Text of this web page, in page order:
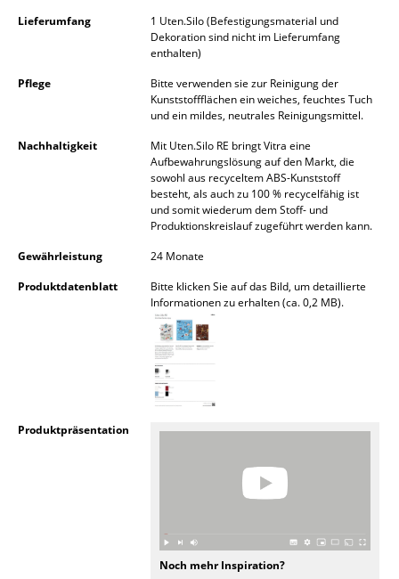
Bodenleuchten
Outdoor-Leuchten
... alle Leuchten
Nachttische & Bettzubehör
Figuren & Miniaturen
Lieferumfang
1 Uten.Silo (Befestigungsmaterial und
Dekoration sind nicht im Lieferumfang
enthalten)
Pflege
Bitte verwenden sie zur Reinigung der
Kunststoffflächen ein weiches, feuchtes Tuch
und ein mildes, neutrales Reinigungsmittel.
Nachhaltigkeit
Mit Uten.Silo RE bringt Vitra eine
Aufbewahrungslösung auf den Markt, die
sowohl aus recyceltem ABS-Kunststoff
besteht, als auch zu 100 % recycelfähig ist
und somit wiederum dem Stoff- und
Produktionskreislauf zugeführt werden kann.
Gewährleistung
24 Monate
Produktdatenblatt
Bitte klicken Sie auf das Bild, um detaillierte
Informationen zu erhalten (ca. 0,2 MB).
Produktpräsentation
Noch mehr Inspiration?